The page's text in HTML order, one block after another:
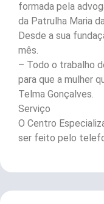
formada pela
da Patrulha Maria
Desde a sua
mês.
– Todo o trabalho
para que a mulher
Telma Gonçalves.
Serviço
O Centro
ser feito pelo